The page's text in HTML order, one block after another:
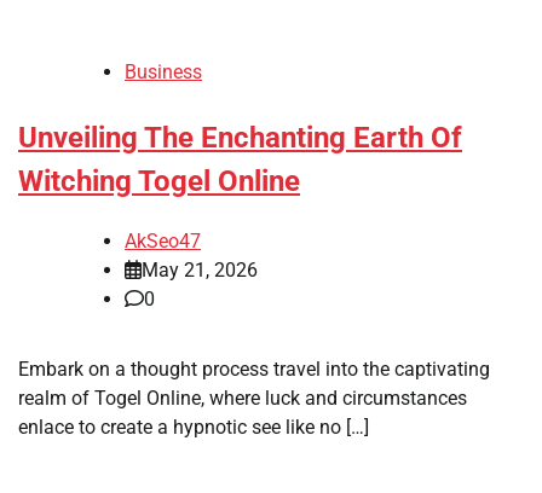
Business
Unveiling The Enchanting Earth Of
Witching Togel Online
AkSeo47
May 21, 2026
0
Embark on a thought process travel into the captivating
realm of Togel Online, where luck and circumstances
enlace to create a hypnotic see like no […]